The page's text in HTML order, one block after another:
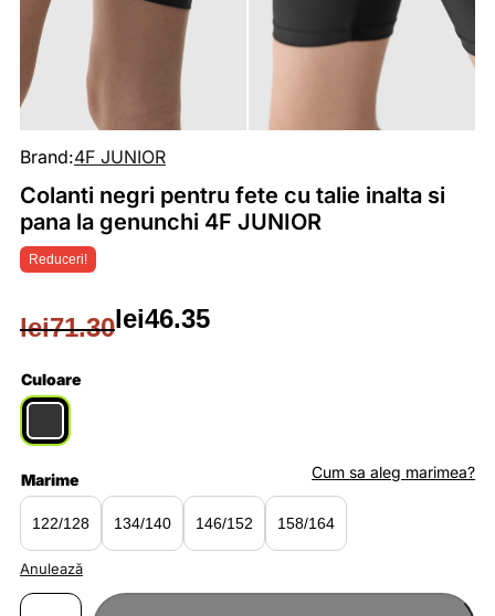
Reduceri!
Brand:4F JUNIOR
Colanti negri pentru fete cu talie inalta si
pana la genunchi 4F JUNIOR
lei71.30
Prețul
inițial
a
fost:
lei71.30.
lei46.35
Prețul
curent
este:
lei46.35.
Culoare
Marime
122/128 134/140 146/152 158/164
Anulează
Cum sa aleg marimea?
Cantitate